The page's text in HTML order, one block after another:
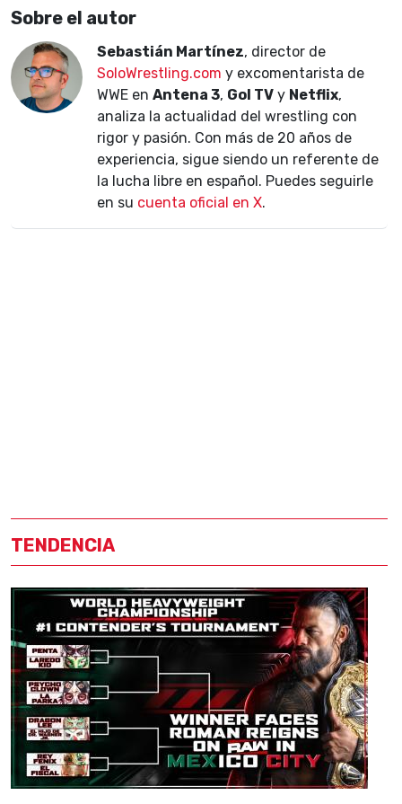
Sobre el autor
Sebastián Martínez, director de
SoloWrestling.com y excomentarista de
WWE en Antena 3, Gol TV y Netflix,
analiza la actualidad del wrestling con
rigor y pasión. Con más de 20 años de
experiencia, sigue siendo un referente de
la lucha libre en español. Puedes seguirle
en su cuenta oficial en X.
TENDENCIA